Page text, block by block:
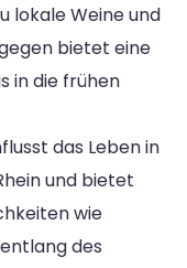
lokale Weine und
bietet eine
in die frühen
das Leben in
und bietet
wie
des